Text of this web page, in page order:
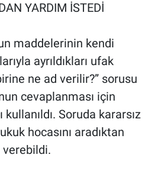
YARDIM İSTEDİ
maddelerinin kendi
ayrıldıkları ufak
ne ad verilir?” sorusu
cevaplanması için
Soruda kararsız
hocasını aradıktan
verebildi.